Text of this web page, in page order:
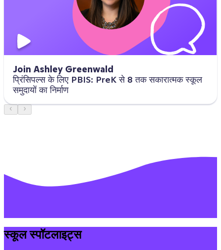
Join Ashley Greenwald
प्रिंसिपल्स के लिए PBIS: PreK से 8 तक सकारात्मक स्कूल
समुदायों का निर्माण
स्कूल स्पॉटलाइट्स